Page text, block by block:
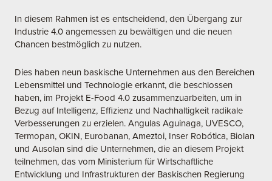
In diesem Rahmen ist es entscheidend, den Übergang zur
Industrie 4.0 angemessen zu bewältigen und die neuen
Chancen bestmöglich zu nutzen.
Dies haben neun baskische Unternehmen aus den Bereichen
Lebensmittel und Technologie erkannt, die beschlossen
haben, im Projekt E-Food 4.0 zusammenzuarbeiten, um in
Bezug auf Intelligenz, Effizienz und Nachhaltigkeit radikale
Verbesserungen zu erzielen. Angulas Aguinaga, UVESCO,
Termopan, OKIN, Eurobanan, Ameztoi, Inser Robótica, Biolan
und Ausolan sind die Unternehmen, die an diesem Projekt
teilnehmen, das vom Ministerium für Wirtschaftliche
Entwicklung und Infrastrukturen der Baskischen Regierung